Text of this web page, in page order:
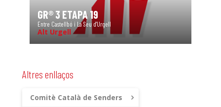
GR® 3 ETAPA 19
Entre Castellbó i La Seu d'Urgell
Alt Urgell
Altres enllaços
Comitè Català de Senders